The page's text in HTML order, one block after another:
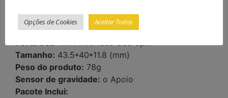
Tempo de espera:
180 Horas
SMS:Apoio
Porta USB:Mini interface USB 5pin
Tamanho: 43.5*40*11.8 (mm)
Peso do produto: 78g
Sensor de gravidade: o Apoio
Pacote Inclui:
Opções de Cookies Aceitar Todos